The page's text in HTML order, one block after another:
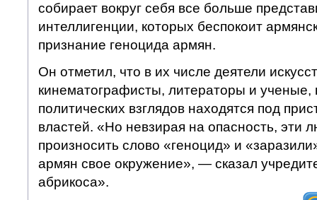
собирает вокруг себя все больше
интеллигенции, которых беспокоит
признание геноцида армян.
Он отметил, что в их числе деятели
кинематографисты, литераторы и ученые,
политических взглядов находятся под
властей. «Но невзирая на опасность, эти
произносить слово «геноцид» и
армян свое окружение», — сказал
абрикоса».